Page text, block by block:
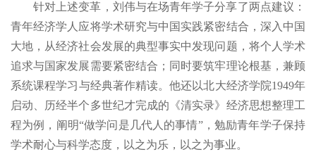
针对上述变革，刘伟与在场青年学子分享了两点建议：
青年经济学人应将学术研究与中国实践紧密结合，深入中国
大地，从经济社会发展的典型事实中发现问题，将个人学术
追求与国家发展需要紧密结合；同时要筑牢理论根基，兼顾
系统课程学习与经典著作精读。他还以北大经济学院1949年
启动、历经半个多世纪才完成的《清实录》经济思想整理工
程为例，阐明“做学问是几代人的事情”，勉励青年学子保持
学术耐心与科学态度，以之为乐，以之为事业。